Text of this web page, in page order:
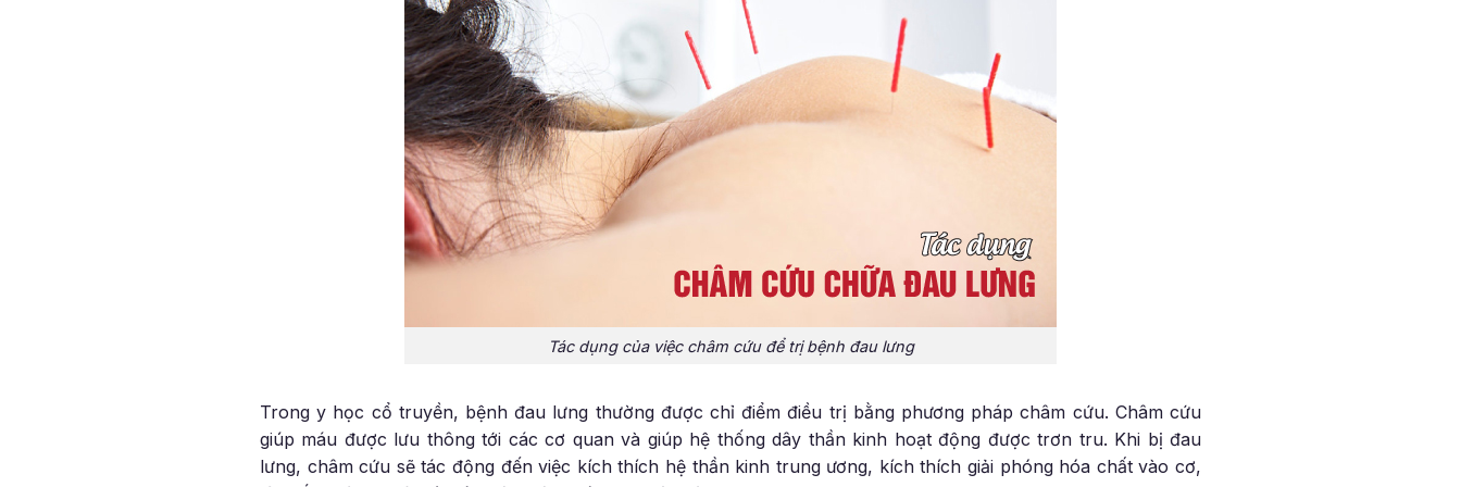
Tác dụng của việc châm cứu để trị bệnh đau lưng
Trong y học cổ truyền, bệnh đau lưng thường được chỉ điểm điều trị bằng phương pháp châm cứu. Châm cứu
giúp máu được lưu thông tới các cơ quan và giúp hệ thống dây thần kinh hoạt động được trơn tru. Khi bị đau
lưng, châm cứu sẽ tác động đến việc kích thích hệ thần kinh trung ương, kích thích giải phóng hóa chất vào cơ,